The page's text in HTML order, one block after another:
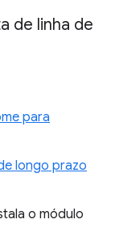
de linha de
para
longo prazo
o módulo